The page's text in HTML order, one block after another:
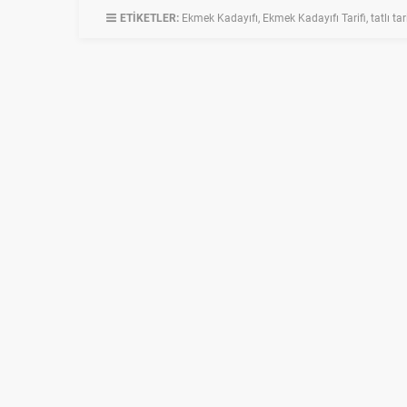
ETİKETLER: Ekmek Kadayıfı, Ekmek Kadayıfı Tarifi,tatlı